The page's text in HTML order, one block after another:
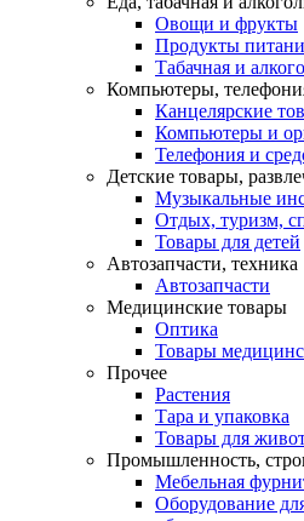
Овощи и фрукты
Продукты
Табачная и
Компьютеры,
Канцелярские
Компьютеры и
Телефония и
Детские товары,
Музыкальные
Отдых, туризм,
Товары для детей
Автозапчасти, техника
Автозапчасти
Медицинские товары
Оптика
Товары
Прочее
Растения
Тара и упаковка
Товары для
Промышленность,
Мебельная
Оборудование